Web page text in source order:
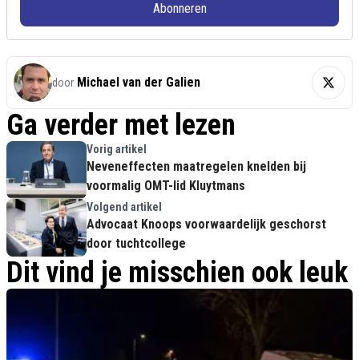
Abonneren
door Michael van der Galien
Ga verder met lezen
Vorig artikel
Neveneffecten maatregelen knelden bij
voormalig OMT-lid Kluytmans
Volgend artikel
Advocaat Knoops voorwaardelijk geschorst
door tuchtcollege
Dit vind je misschien ook leuk